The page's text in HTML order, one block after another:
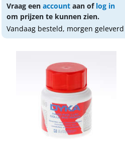
Vraag een accountaan of log in
om prijzen te kunnen zien.
Vandaag besteld, morgen geleverd